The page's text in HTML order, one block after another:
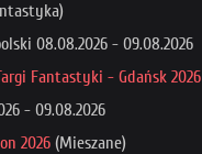
08.08.2026 - 09.08.2026
Fantastyki - Gdańsk 2026
- 09.08.2026
2026 (Mieszane)